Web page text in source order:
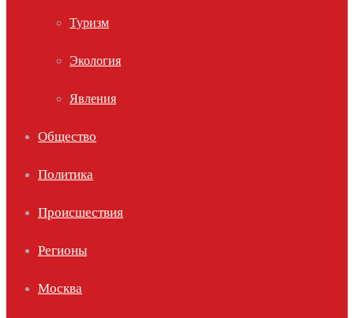
Туризм
Экология
Явления
Общество
Политика
Происшествия
Регионы
Москва